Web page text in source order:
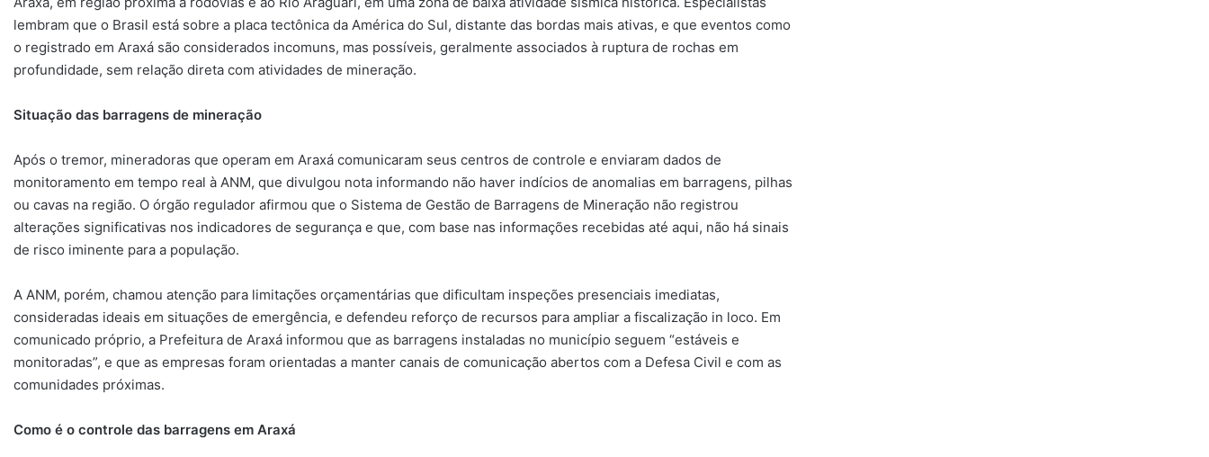
lembram que o Brasil está sobre a placa tectônica da América do Sul, distante das bordas mais ativas, e que eventos como
o registrado em Araxá são considerados incomuns, mas possíveis, geralmente associados à ruptura de rochas em
profundidade, sem relação direta com atividades de mineração.
Situação das barragens de mineração
Após o tremor, mineradoras que operam em Araxá comunicaram seus centros de controle e enviaram dados de
monitoramento em tempo real à ANM, que divulgou nota informando não haver indícios de anomalias em barragens, pilhas
ou cavas na região. O órgão regulador afirmou que o Sistema de Gestão de Barragens de Mineração não registrou
alterações significativas nos indicadores de segurança e que, com base nas informações recebidas até aqui, não há sinais
de risco iminente para a população.
A ANM, porém, chamou atenção para limitações orçamentárias que dificultam inspeções presenciais imediatas,
consideradas ideais em situações de emergência, e defendeu reforço de recursos para ampliar a fiscalização in loco. Em
comunicado próprio, a Prefeitura de Araxá informou que as barragens instaladas no município seguem “estáveis e
monitoradas”, e que as empresas foram orientadas a manter canais de comunicação abertos com a Defesa Civil e com as
comunidades próximas.
Como é o controle das barragens em Araxá